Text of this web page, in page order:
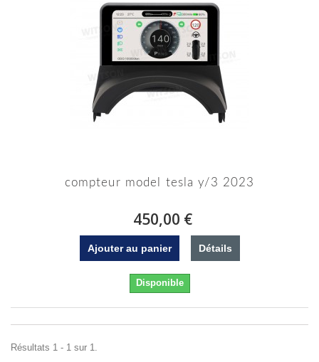
compteur model tesla y/3 2023
450,00 €
Ajouter au panier Détails
Disponible
Résultats 1 - 1 sur 1.